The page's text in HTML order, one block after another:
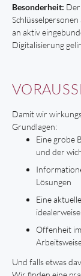
Besonderheit:
an aktiv
Digitalisierung
Damit wir
Grundlagen:
Eine grobe
und der
Lösungen
Eine
Offenheit
Und falls etwas